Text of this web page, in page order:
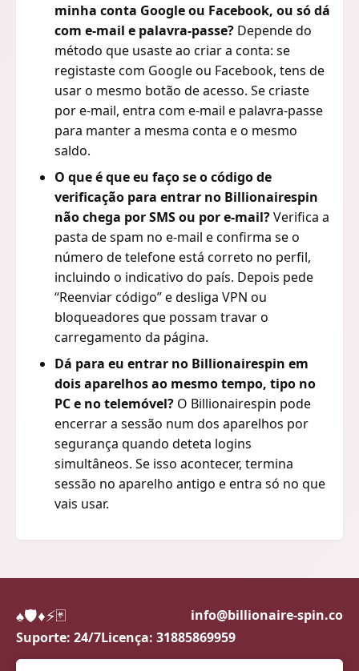
minha conta Google ou Facebook, ou só dá
com e-mail e palavra-passe? Depende do
método que usaste ao criar a conta: se
registaste com Google ou Facebook, tens de
usar o mesmo botão de acesso. Se criaste
por e-mail, entra com e-mail e palavra-passe
para manter a mesma conta e o mesmo
saldo.
O que é que eu faço se o código de
verificação para entrar no Billionairespin
não chega por SMS ou por e-mail?Verifica a
pasta de spam no e-mail e confirma se o
número de telefone está correto no perfil,
incluindo o indicativo do país. Depois pede
“Reenviar código” e desliga VPN ou
bloqueadores que possam travar o
carregamento da página.
Dá para eu entrar no Billionairespin em
dois aparelhos ao mesmo tempo, tipo no
PC e no telemóvel? O Billionairespin pode
encerrar a sessão num dos aparelhos por
segurança quando deteta logins
simultâneos. Se isso acontecer, termina
sessão no aparelho antigo e entra só no que
vais usar.
♠️🛡️♦️⚡🃏
info@billionaire-spin.co
Suporte: 24/7Licença: 31885869959